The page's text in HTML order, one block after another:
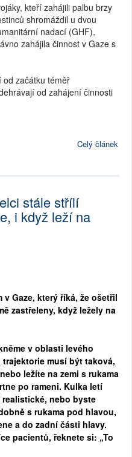
kteří zahájili palbu brzy
shromáždil u dvou
nadací (GHF),
zahájila činnost v Gaze s
od začátku téměř
od zahájení činnosti
Celý článek
stále střílí
i když leží na
Gaze, který říká, že ošetřil
zastřeleny, když ležely na
v oblasti levého
musí být taková,
ležíte na zemi s rukama
po rameni. Kulka letí
nebo byste
s rukama pod hlavou,
a do zadní části hlavy.
pacientů, řeknete si: „To